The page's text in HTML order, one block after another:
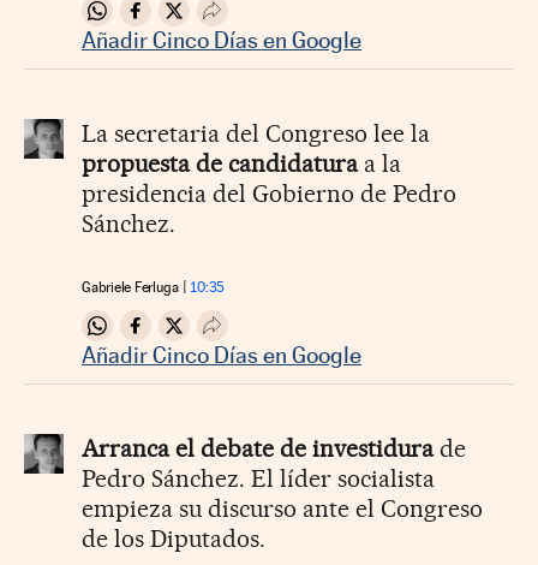
Compartir en Whatsapp
Compartir en Facebook
Compartir en Twitter
Desplegar Redes Sociales
Añadir Cinco Días en Google
La secretaria del Congreso lee la
propuesta de candidaturaa la
presidencia del Gobierno de Pedro
Sánchez.
Gabriele Ferluga 10:35
Compartir en Whatsapp
Compartir en Facebook
Compartir en Twitter
Desplegar Redes Sociales
Añadir Cinco Días en Google
Arranca el debate de investidurade
Pedro Sánchez. El líder socialista
empieza su discurso ante el Congreso
de los Diputados.